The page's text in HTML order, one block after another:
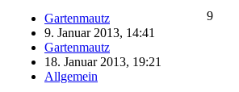
Gartenmautz
9. Januar 2013, 14:41
Gartenmautz
18. Januar 2013, 19:21
Allgemein
9